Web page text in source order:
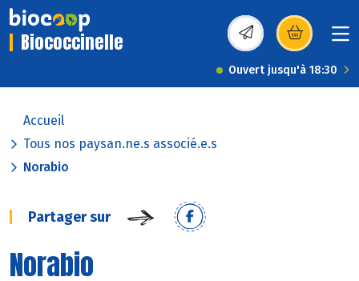
Biococcinelle (s’ouvre dans une
Ouvert jusqu'à 18:30
Accueil
Tous nos paysan.ne.s associé.e.s
Norabio
Partager sur
Norabio